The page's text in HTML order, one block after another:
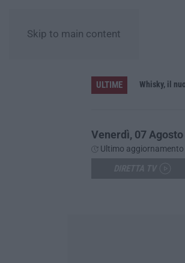
Skip to main content
ULTIME
Gestione sanitaria accentrata, la Giunta regionale approva il bilancio: utile d’esercizio di oltre 240 milioni Whisky, il
Venerdì, 07 Agosto
Ultimo aggiornamento